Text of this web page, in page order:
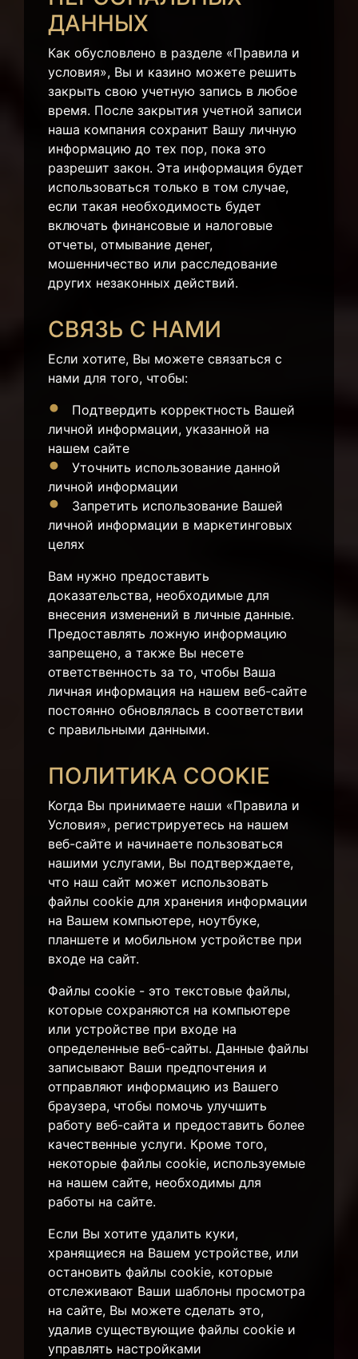
ДАННЫХ
Как обусловлено в разделе «Правила и
условия», Вы и казино можете решить
закрыть свою учетную запись в любое
время. После закрытия учетной записи
наша компания сохранит Вашу личную
информацию до тех пор, пока это
разрешит закон. Эта информация будет
использоваться только в том случае,
если такая необходимость будет
включать финансовые и налоговые
отчеты, отмывание денег,
мошенничество или расследование
других незаконных действий.
СВЯЗЬ С НАМИ
Если хотите, Вы можете связаться с
нами для того, чтобы:
Подтвердить корректность Вашей
личной информации, указанной на
нашем сайте
Уточнить использование данной
личной информации
Запретить использование Вашей
личной информации в маркетинговых
целях
Вам нужно предоставить
доказательства, необходимые для
внесения изменений в личные данные.
Предоставлять ложную информацию
запрещено, а также Вы несете
ответственность за то, чтобы Ваша
личная информация на нашем веб-сайте
постоянно обновлялась в соответствии
с правильными данными.
ПОЛИТИКА COOKIE
Когда Вы принимаете наши «Правила и
Условия», регистрируетесь на нашем
веб-сайте и начинаете пользоваться
нашими услугами, Вы подтверждаете,
что наш сайт может использовать
файлы cookie для хранения информации
на Вашем компьютере, ноутбуке,
планшете и мобильном устройстве при
входе на сайт.
Файлы cookie - это текстовые файлы,
которые сохраняются на компьютере
или устройстве при входе на
определенные веб-сайты. Данные файлы
записывают Ваши предпочтения и
отправляют информацию из Вашего
браузера, чтобы помочь улучшить
работу веб-сайта и предоставить более
качественные услуги. Кроме того,
некоторые файлы cookie, используемые
на нашем сайте, необходимы для
работы на сайте.
Если Вы хотите удалить куки,
хранящиеся на Вашем устройстве, или
остановить файлы cookie, которые
отслеживают Ваши шаблоны просмотра
на сайте, Вы можете сделать это,
удалив существующие файлы cookie и
управлять настройками